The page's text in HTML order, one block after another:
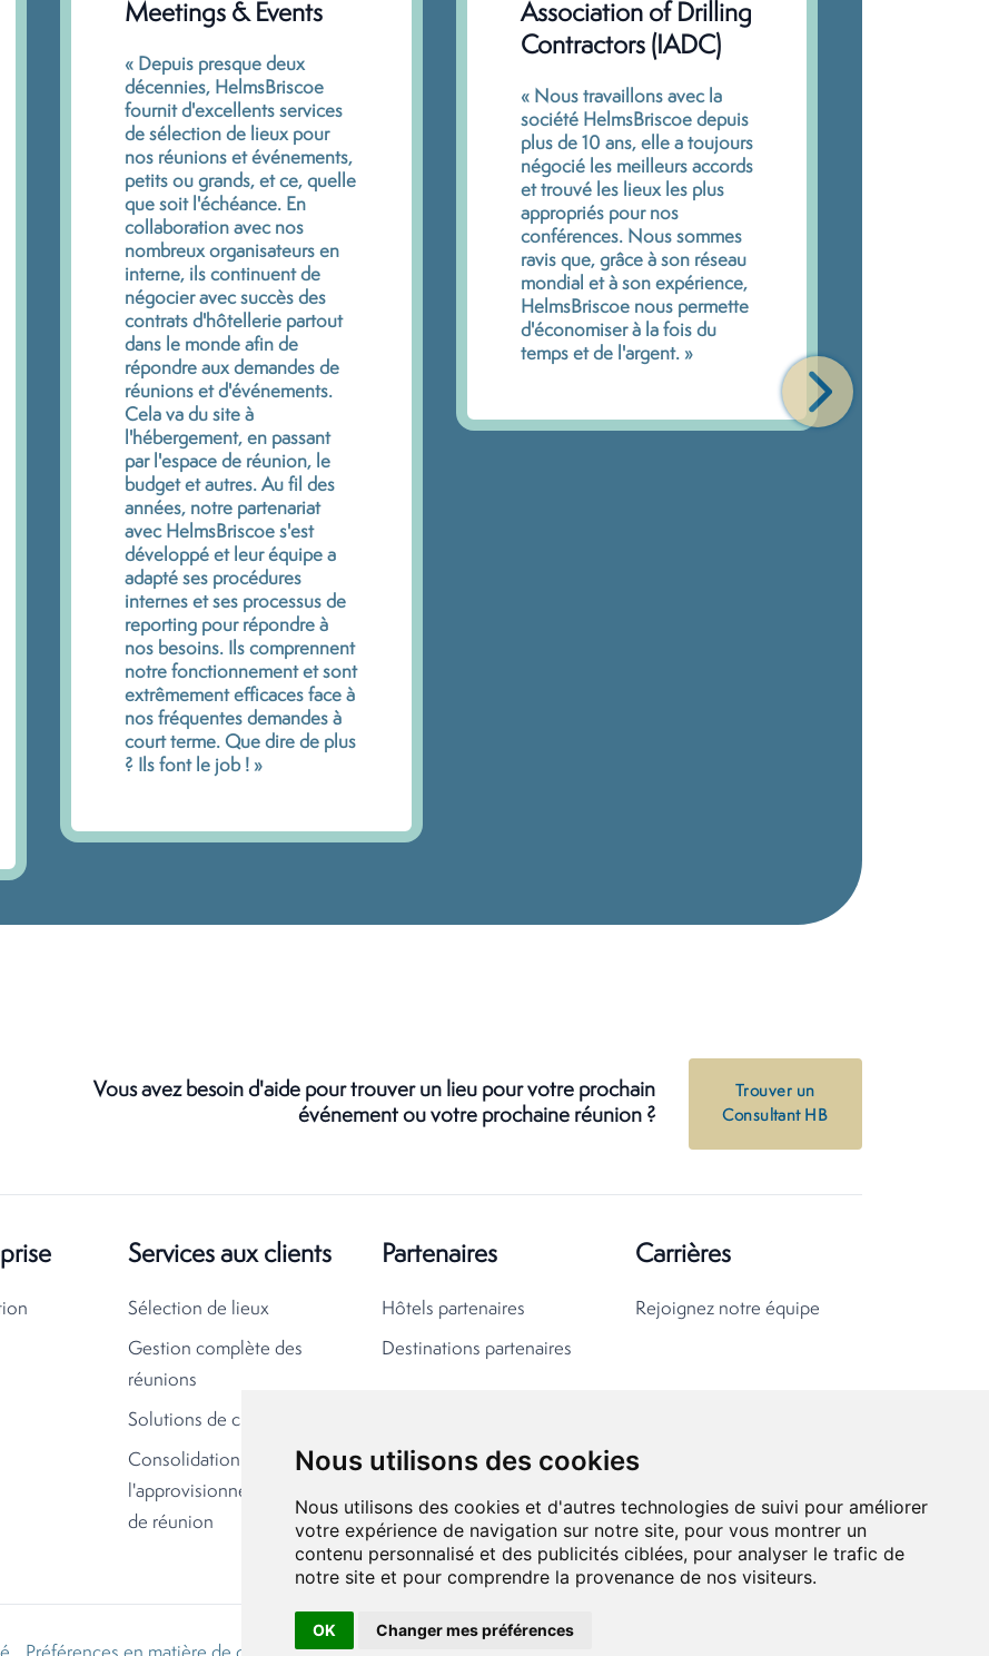
Nous utilisons des cookies
Nous utilisons des cookies et d'autres technologies de suivi pour améliorer
votre expérience de navigation sur notre site, pour vous montrer un
contenu personnalisé et des publicités ciblées, pour analyser le trafic de
notre site et pour comprendre la provenance de nos visiteurs.
OK Changer mes préférences
Meetings & Events
« Depuis presque deux
décennies, HelmsBriscoe
fournit d'excellents services
de sélection de lieux pour
nos réunions et événements,
petits ou grands, et ce, quelle
que soit l'échéance. En
collaboration avec nos
nombreux organisateurs en
interne, ils continuent de
négocier avec succès des
contrats d'hôtellerie partout
dans le monde afin de
répondre aux demandes de
réunions et d'événements.
Cela va du site à
l'hébergement, en passant
par l'espace de réunion, le
budget et autres. Au fil des
années, notre partenariat
avec HelmsBriscoe s'est
développé et leur équipe a
adapté ses procédures
internes et ses processus de
reporting pour répondre à
nos besoins. Ils comprennent
notre fonctionnement et sont
extrêmement efficaces face à
nos fréquentes demandes à
court terme. Que dire de plus
? Ils font le job ! »
Association of Drilling
Contractors (IADC)
« Nous travaillons avec la
société HelmsBriscoe depuis
plus de 10 ans, elle a toujours
négocié les meilleurs accords
et trouvé les lieux les plus
appropriés pour nos
conférences. Nous sommes
ravis que, grâce à son réseau
mondial et à son expérience,
HelmsBriscoe nous permette
d'économiser à la fois du
temps et de l'argent. »
Vous avez besoin d'aide pour trouver un lieu pour votre prochain
événement ou votre prochaine réunion ?
Trouver un
Consultant HB
Services aux clients
Sélection de lieux
Gestion complète des
réunions
Solutions de croisière
Consolidation de
l'approvisionnement en lieux
de réunion
Partenaires
Hôtels partenaires
Destinations partenaires
Carrières
Rejoignez notre équipe